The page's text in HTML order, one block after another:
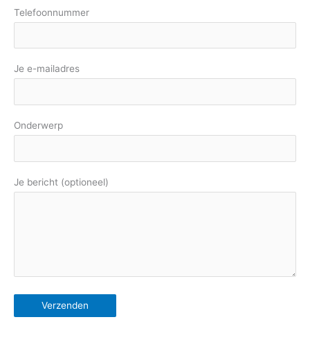
Telefoonnummer
Je e-mailadres
Onderwerp
Je bericht (optioneel)